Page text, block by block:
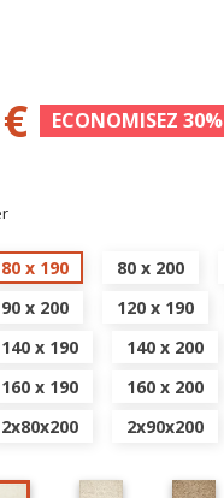
ECONOMISEZ 30%
80 x 190 80 x 200
90 x 200
120 x 190
140 x 190
140 x 200
160 x 190
160 x 200
2x80x200
2x90x200